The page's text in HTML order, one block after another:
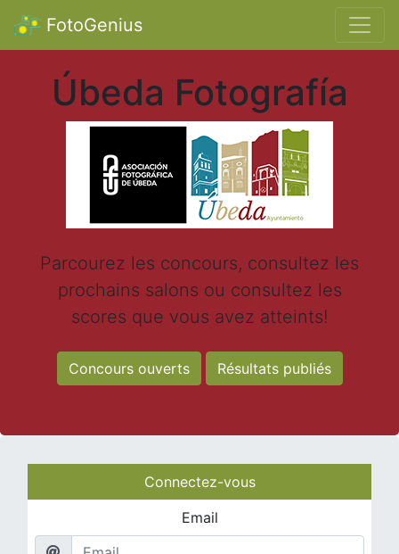
FotoGenius
Úbeda Fotografía
Parcourez les concours, consultez les
prochains salons ou consultez les
scores que vous avez atteints!
Concours ouverts Résultats publiés
Connectez-vous
Email